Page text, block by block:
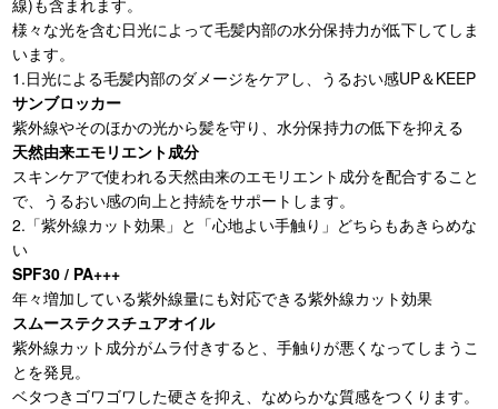
線)も含まれます。
様々な光を含む日光によって毛髪内部の水分保持力が低下してしま
います。
1.日光による毛髪内部のダメージをケアし、うるおい感UP＆KEEP
サンブロッカー
紫外線やそのほかの光から髪を守り、水分保持力の低下を抑える
天然由来エモリエント成分
スキンケアで使われる天然由来のエモリエント成分を配合すること
で、うるおい感の向上と持続をサポートします。
2.「紫外線カット効果」と「心地よい手触り」どちらもあきらめな
い
SPF30 / PA+++
年々増加している紫外線量にも対応できる紫外線カット効果
スムーステクスチュアオイル
紫外線カット成分がムラ付きすると、手触りが悪くなってしまうこ
とを発見。
ベタつきゴワゴワした硬さを抑え、なめらかな質感をつくります。